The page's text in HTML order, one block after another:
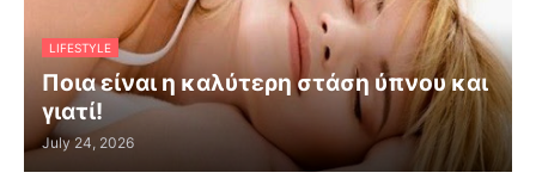
LIFESTYLE
Ποια είναι η καλύτερη στάση ύπνου και
γιατί!
July 24, 2026